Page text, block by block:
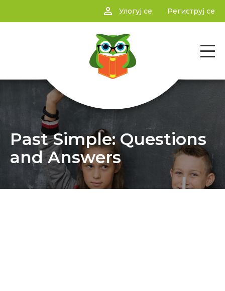
person_outline Улогуј се Региструј се
Past Simple: Questions
and Answers